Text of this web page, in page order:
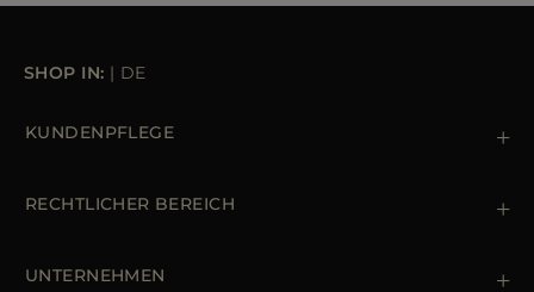
SHOP IN: | DE
KUNDENPFLEGE
Bestellungen & Zahlungen
RECHTLICHER BEREICH
Cookie Policy
UNTERNEHMEN